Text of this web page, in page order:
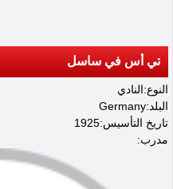
تي أس في ساسل
النوع:النادي
البلد:Germany
تاريخ التأسيس:1925
مدرب: